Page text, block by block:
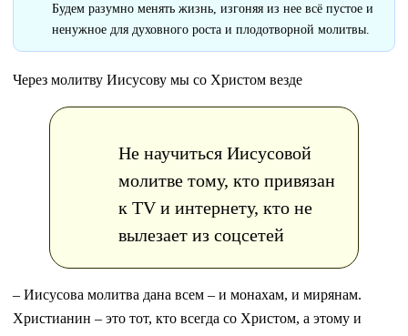
Будем разумно менять жизнь, изгоняя из нее всё пустое и
ненужное для духовного роста и плодотворной молитвы.
Через молитву Иисусову мы со Христом везде
Не научиться Иисусовой
молитве тому, кто привязан
к TV и интернету, кто не
вылезает из соцсетей
– Иисусова молитва дана всем – и монахам, и мирянам.
Христианин – это тот, кто всегда со Христом, а этому и